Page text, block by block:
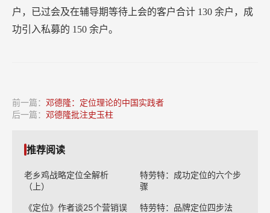
户，已过会及在辅导期等待上会的客户合计 130 余户，成
功引入私募的 150 余户。
前一篇： 邓德隆：定位理论的中国实践者
后一篇： 邓德隆批注史玉柱
推荐阅读
老乡鸡战略定位全解析
（上）
特劳特：成功定位的六个步
骤
《定位》作者谈25个营销误
特劳特：品牌定位四步法